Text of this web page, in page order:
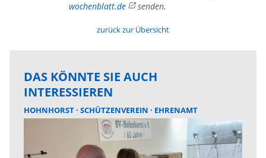
wochenblatt.de
senden.
zurück zur Übersicht
DAS KÖNNTE SIE AUCH
INTERESSIEREN
HOHNHORST SCHÜTZENVEREIN EHRENAMT